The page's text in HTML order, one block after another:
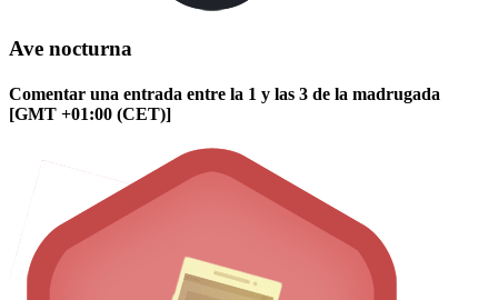
Ave nocturna
Comentar una entrada entre la 1 y las 3 de la madrugada
[GMT +01:00 (CET)]